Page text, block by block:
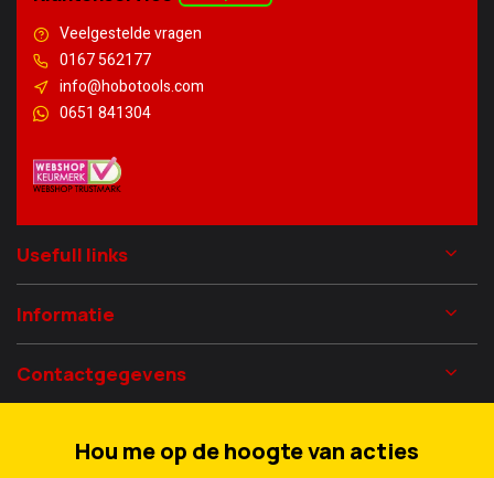
Veelgestelde vragen
0167 562177
info@hobotools.com
0651 841304
Usefull links
Informatie
Contactgegevens
Hou me op de hoogte van acties